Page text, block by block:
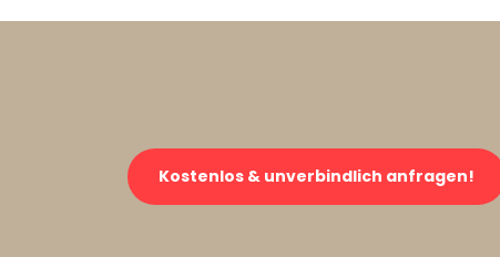
Kostenlos & unverbindlich anfragen!